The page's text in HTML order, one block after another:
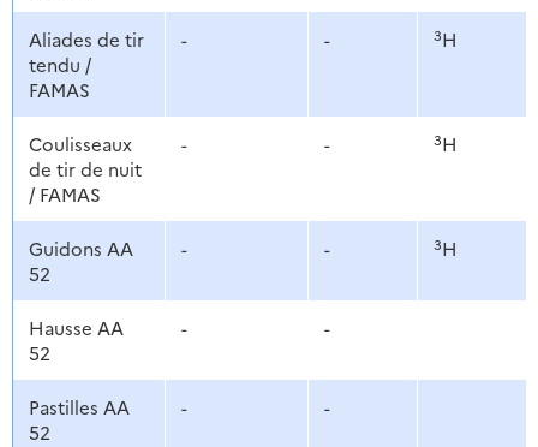
Aliades de tir
tendu /
FAMAS
- - 3H
Coulisseaux
de tir de nuit
/ FAMAS
- - 3H
Guidons AA
52
- - 3H
Hausse AA
52
- -
Pastilles AA
52
- -